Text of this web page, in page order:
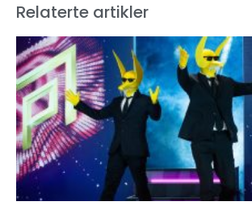
Relaterte artikler